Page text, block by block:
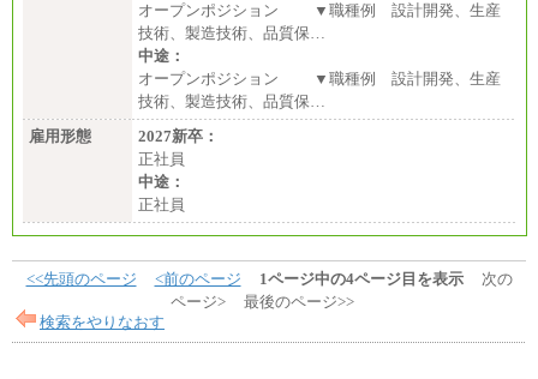
オープンポジション ▼職種例 設計開発、生産
技術、製造技術、品質保…
中途：
オープンポジション ▼職種例 設計開発、生産
技術、製造技術、品質保…
雇用形態
2027新卒：
正社員
中途：
正社員
<<先頭のページ <前のページ 1ページ中の4ページ目を表示
次の
ページ>
最後のページ>>
検索をやりなおす